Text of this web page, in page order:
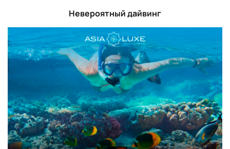
Невероятный дайвинг